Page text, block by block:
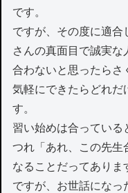
です。
ですが、その度に適合
さんの真面目で誠実な
合わないと思ったらさ
気軽にできたらどれだ
す。
習い始めは合っている
つれ「あれ、この先
なることだってありま
ですが、お世話になっ